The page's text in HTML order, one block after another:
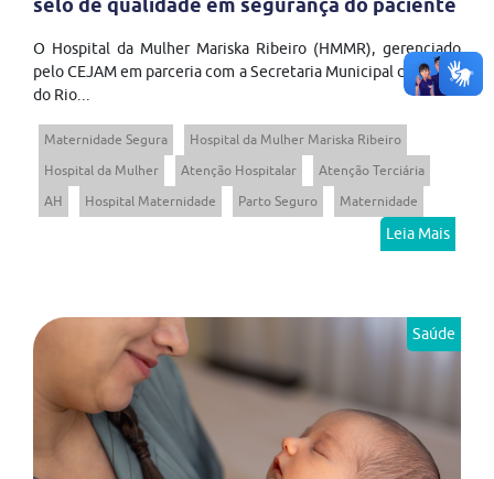
O Hospital da Mulher Mariska Ribeiro (HMMR), gerenciado
pelo CEJAM em parceria com a Secretaria Municipal de Saúde
do Rio...
Maternidade Segura
Hospital da Mulher Mariska Ribeiro
Hospital da Mulher
Atenção Hospitalar
Atenção Terciária
AH
Hospital Maternidade Parto Seguro Maternidade
Leia Mais
Saúde